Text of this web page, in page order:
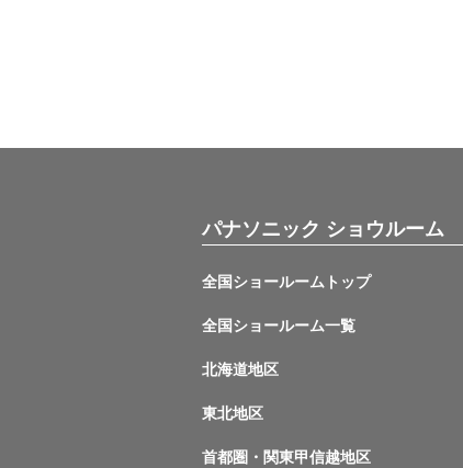
パナソニック ショウルーム
全国ショールームトップ
全国ショールーム一覧
北海道地区
東北地区
首都圏・関東甲信越地区